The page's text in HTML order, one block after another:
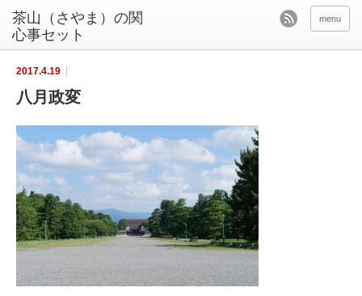
茶山（さやま）の関
心事セット
menu
2017.4.19
八月政変